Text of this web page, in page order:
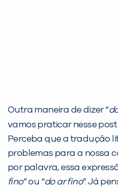
Outra maneira de dizer “
vamos praticar nesse post
Perceba que a tradução
problemas para a nossa
por palavra, essa
fino” ou “do ar fino”. Já